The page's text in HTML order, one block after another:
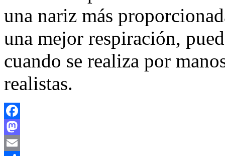
una nariz más
una mejor respiración,
cuando se realiza por
realistas.
Facebook
Mastodon